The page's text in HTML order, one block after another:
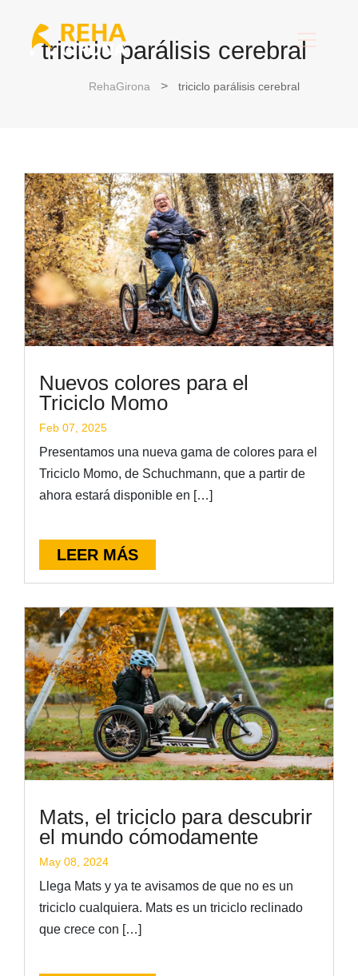
triciclo parálisis cerebral
RehaGirona triciclo parálisis cerebral
Nuevos colores para el
Triciclo Momo
Feb 07, 2025
Presentamos una nueva gama de colores para el
Triciclo Momo, de Schuchmann, que a partir de
ahora estará disponible en […]
LEER MÁS
Mats, el triciclo para descubrir
el mundo cómodamente
May 08, 2024
Llega Mats y ya te avisamos de que no es un
triciclo cualquiera. Mats es un triciclo reclinado
que crece con […]